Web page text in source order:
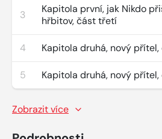
3
Kapitola první, jak Nikdo
hřbitov, část třetí
4 Kapitola druhá, nový
5 Kapitola druhá, nový
Zobrazit více